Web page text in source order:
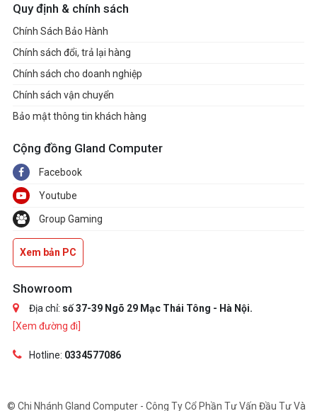
Quy định & chính sách
Chính Sách Bảo Hành
Chính sách đổi, trả lại hàng
Chính sách cho doanh nghiệp
Chính sách vận chuyển
Bảo mật thông tin khách hàng
Cộng đồng Gland Computer
Facebook
Youtube
Group Gaming
Xem bản PC
Showroom
Địa chỉ: số 37-39 Ngõ 29 Mạc Thái Tông - Hà Nội.
[Xem đường đi]
Hotline: 0334577086
© Chi Nhánh Gland Computer - Công Ty Cổ Phần Tư Vấn Đầu Tư Và